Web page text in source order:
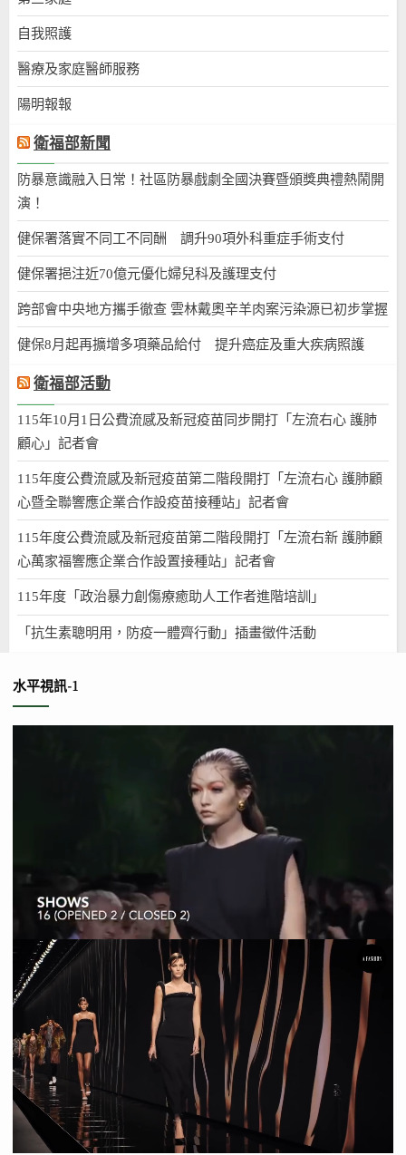
自我照護
醫療及家庭醫師服務
陽明報報
衛福部新聞
防暴意識融入日常！社區防暴戲劇全國決賽暨頒獎典禮熱鬧開
演！
健保署落實不同工不同酬 調升90項外科重症手術支付
健保署挹注近70億元優化婦兒科及護理支付
跨部會中央地方攜手徹查 雲林戴奧辛羊肉案污染源已初步掌握
健保8月起再擴增多項藥品給付 提升癌症及重大疾病照護
衛福部活動
115年10月1日公費流感及新冠疫苗同步開打「左流右心 護肺
顧心」記者會
115年度公費流感及新冠疫苗第二階段開打「左流右心 護肺顧
心暨全聯響應企業合作設疫苗接種站」記者會
115年度公費流感及新冠疫苗第二階段開打「左流右新 護肺顧
心萬家福響應企業合作設置接種站」記者會
115年度「政治暴力創傷療癒助人工作者進階培訓」
「抗生素聰明用，防疫一體齊行動」插畫徵件活動
水平視訊-1